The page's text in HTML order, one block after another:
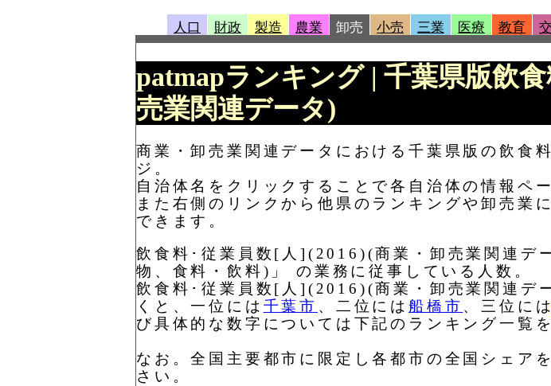
人口 財政 製造 農業 卸売 小売 三業 医療 教育
patmapランキング | 千葉県版飲
売業関連データ)
商業・卸売業関連データにおける千葉県版の飲
ジ。
自治体名をクリックすることで各自治体の情報ペ
また右側のリンクから他県のランキングや卸売業
できます。
飲食料･従業員数[人](2016)(商業・卸売業関連デ
物、食料・飲料)」 の業務に従事している人数。
飲食料･従業員数[人](2016)(商業・卸売業関連デ
くと、一位には 千葉市 、二位には船橋市 、三位に
び具体的な数字については下記のランキング一覧
なお。全国主要都市に限定し各都市の全国シェア
さい。